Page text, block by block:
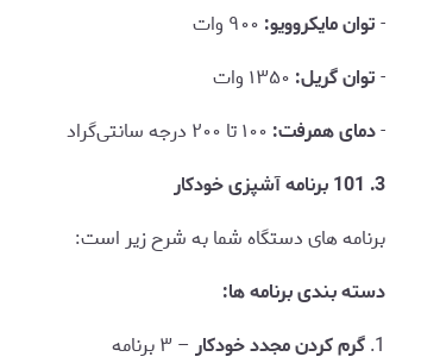
-توان مایکروویو:
-توان گریل:
-دمای همرفت:
3. 101 برنامه آشپزی خودکار
برنامه های دستگاه شما به شرح زیر است:
دسته بندی برنامه ها:
1. گرم کردن مجدد خودکار – ۳ برنامه